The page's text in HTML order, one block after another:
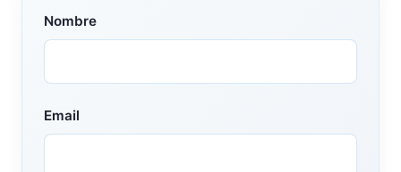
Nombre
Email